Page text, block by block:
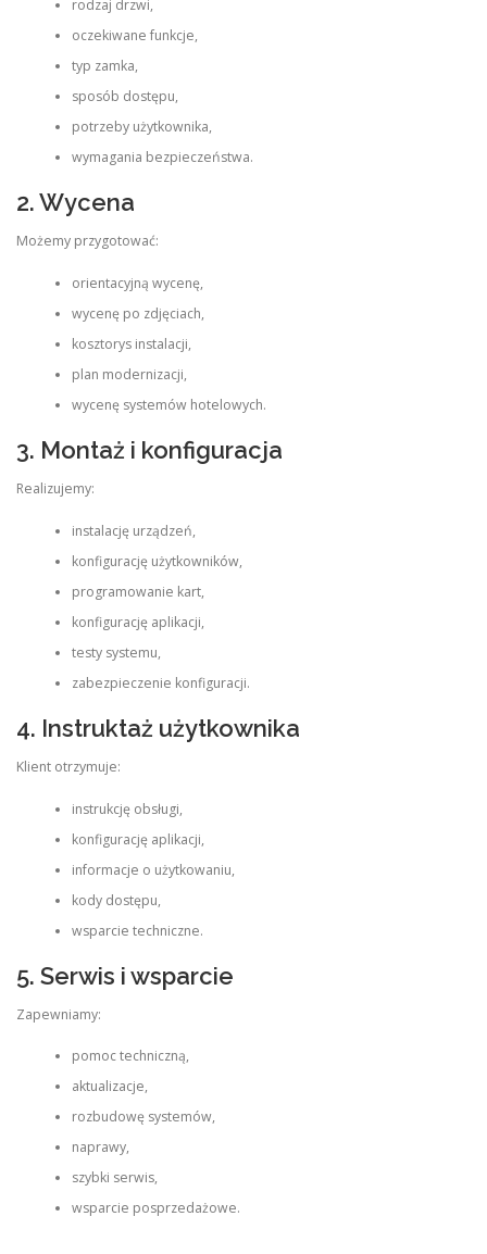
rodzaj drzwi,
oczekiwane funkcje,
typ zamka,
sposób dostępu,
potrzeby użytkownika,
wymagania bezpieczeństwa.
2. Wycena
Możemy przygotować:
orientacyjną wycenę,
wycenę po zdjęciach,
kosztorys instalacji,
plan modernizacji,
wycenę systemów hotelowych.
3. Montaż i konfiguracja
Realizujemy:
instalację urządzeń,
konfigurację użytkowników,
programowanie kart,
konfigurację aplikacji,
testy systemu,
zabezpieczenie konfiguracji.
4. Instruktaż użytkownika
Klient otrzymuje:
instrukcję obsługi,
konfigurację aplikacji,
informacje o użytkowaniu,
kody dostępu,
wsparcie techniczne.
5. Serwis i wsparcie
Zapewniamy:
pomoc techniczną,
aktualizacje,
rozbudowę systemów,
naprawy,
szybki serwis,
wsparcie posprzedażowe.